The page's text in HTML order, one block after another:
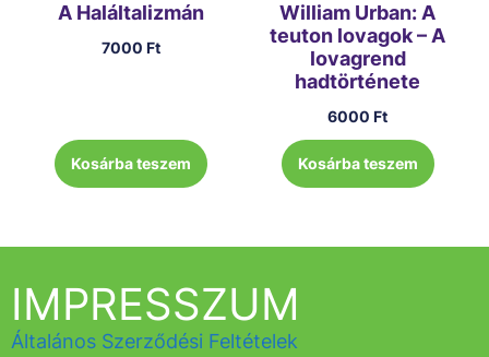
A Haláltalizmán
7000Ft
Kosárba teszem
William Urban: A
teuton lovagok – A
lovagrend
hadtörténete
6000Ft
Kosárba teszem
IMPRESSZUM
Általános Szerződési Feltételek